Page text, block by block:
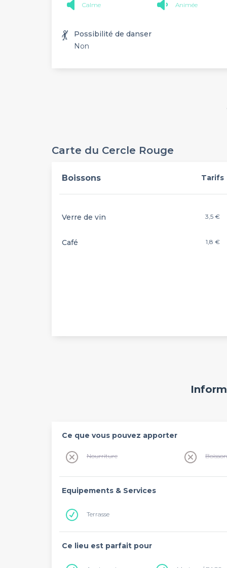
Calme Animée
💃
Possibilité de danser
Non
Carte du Cercle Rouge
Boissons Tarifs
Verre de vin 3,5 €
Café 1,8 €
Ce que vous pouvez apporter
Nourriture
Equipements & Services
Terrasse
Ce lieu est parfait pour